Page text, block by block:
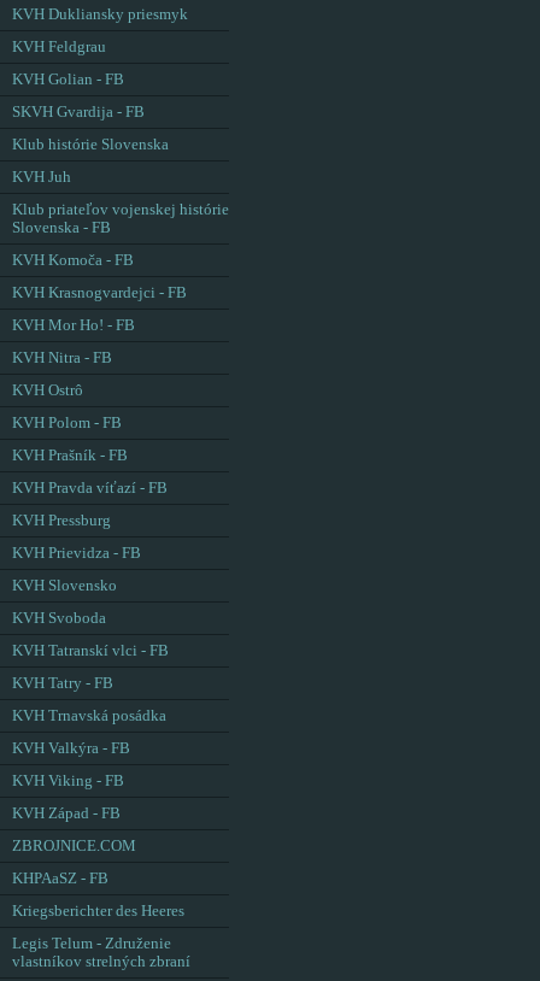
KVH Dukliansky priesmyk
KVH Feldgrau
KVH Golian - FB
SKVH Gvardija - FB
Klub histórie Slovenska
KVH Juh
Klub priateľov vojenskej histórie
Slovenska - FB
KVH Komoča - FB
KVH Krasnogvardejci - FB
KVH Mor Ho! - FB
KVH Nitra - FB
KVH Ostrô
KVH Polom - FB
KVH Prašník - FB
KVH Pravda víťazí - FB
KVH Pressburg
KVH Prievidza - FB
KVH Slovensko
KVH Svoboda
KVH Tatranskí vlci - FB
KVH Tatry - FB
KVH Trnavská posádka
KVH Valkýra - FB
KVH Viking - FB
KVH Západ - FB
ZBROJNICE.COM
KHPAaSZ - FB
Kriegsberichter des Heeres
Legis Telum - Združenie
vlastníkov strelných zbraní